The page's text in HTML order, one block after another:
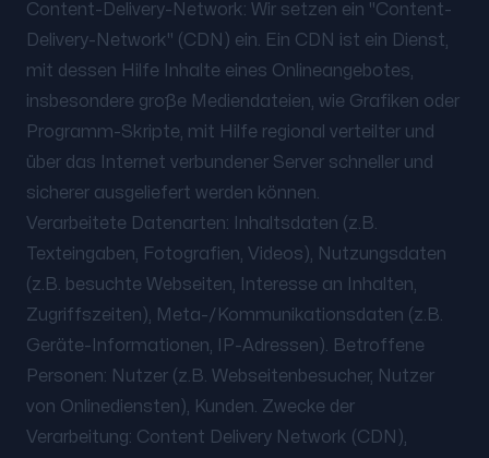
Content-Delivery-Network: Wir setzen ein "Content-
Delivery-Network" (CDN) ein. Ein CDN ist ein Dienst,
mit dessen Hilfe Inhalte eines Onlineangebotes,
insbesondere große Mediendateien, wie Grafiken oder
Programm-Skripte, mit Hilfe regional verteilter und
über das Internet verbundener Server schneller und
sicherer ausgeliefert werden können.
Verarbeitete Datenarten: Inhaltsdaten (z.B.
Texteingaben, Fotografien, Videos), Nutzungsdaten
(z.B. besuchte Webseiten, Interesse an Inhalten,
Zugriffszeiten), Meta-/Kommunikationsdaten (z.B.
Geräte-Informationen, IP-Adressen). Betroffene
Personen: Nutzer (z.B. Webseitenbesucher, Nutzer
von Onlinediensten), Kunden. Zwecke der
Verarbeitung: Content Delivery Network (CDN),